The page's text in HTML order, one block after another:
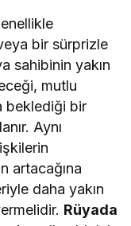
bir sürprizle
sahibinin yakın
mutlu
beklediği bir
Aynı
artacağına
daha yakın
Rüyada